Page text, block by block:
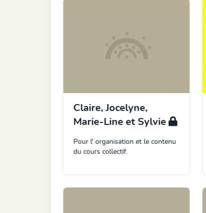
Claire, Jocelyne,
Marie-Line et Sylvie
Pour l' organisation et le contenu
du cours collectif.